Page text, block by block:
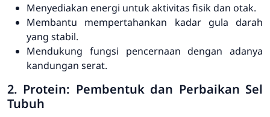
Menyediakan energi untuk aktivitas fisik dan otak.
Membantu mempertahankan kadar gula darah
yang stabil.
Mendukung fungsi pencernaan dengan adanya
kandungan serat.
2. Protein: Pembentuk dan Perbaikan Sel
Tubuh